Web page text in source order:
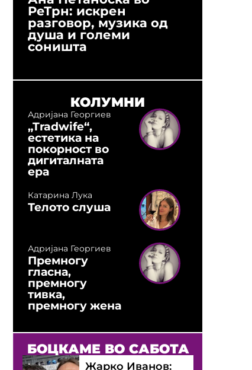
РеТрн: искрен
разговор, музика од
душа и големи
соништа
КОЛУМНИ
Адријана Георгиев
„Tradwife“,
естетика на
покорност во
дигиталната
ера
Катарина Лука
Телото слуша
Адријана Георгиев
Премногу
гласна,
премногу
тивка,
премногу жена
БОЦКАМЕ ВО САБОТА
Жарко Иванов: